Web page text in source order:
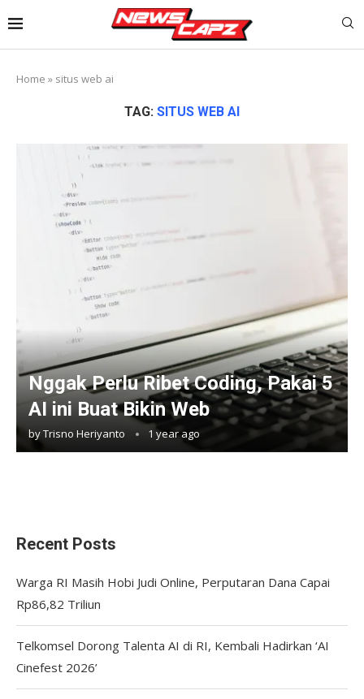
Home » situs web ai
TAG: SITUS WEB AI
Nggak Perlu Ribet Coding, Pakai 5
AI ini Buat Bikin Web
byTrisno Heriyanto 1 year ago
Recent Posts
Warga RI Masih Hobi Judi Online, Perputaran Dana Capai
Rp86,82 Triliun
Telkomsel Dorong Talenta AI di RI, Kembali Hadirkan ‘AI
Cinefest 2026’